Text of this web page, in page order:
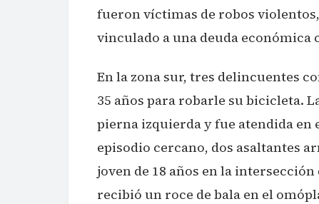
fueron víctimas de robos
vinculado a una deuda económica
En la zona sur, tres delincuentes
35 años para robarle su bicicleta.
pierna izquierda y fue atendida en
episodio cercano, dos asaltantes
joven de 18 años en la
recibió un roce de bala en el